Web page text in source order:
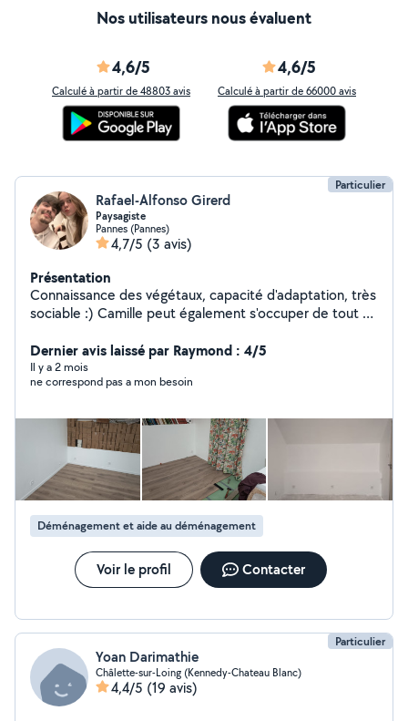
Nos utilisateurs nous évaluent
4,6/5
Calculé à partir de 48803 avis
4,6/5
Calculé à partir de 66000 avis
Particulier
Rafael-Alfonso Girerd
Paysagiste
Pannes (Pannes)
4,7/5 (3 avis)
Présentation
Connaissance des végétaux, capacité d'adaptation, très
sociable :) Camille peut également s'occuper de tout ce
Dernier avis laissé par Raymond : 4/5
Il y a 2 mois
ne correspond pas a mon besoin
Déménagement et aide au déménagement
Voir le profil Contacter
Particulier
Yoan Darimathie
Châlette-sur-Loing (Kennedy-Chateau Blanc)
4,4/5 (19 avis)